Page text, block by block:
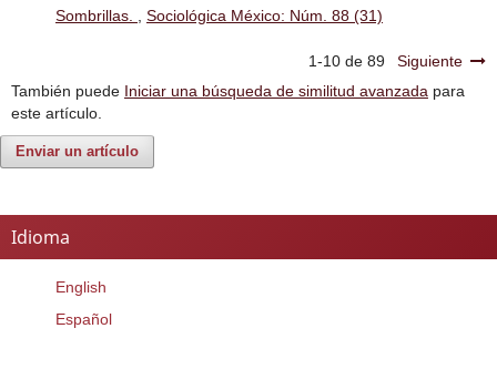
Sombrillas.
Sociológica México: Núm. 88 (31)
1-10 de 89
Siguiente
También puede Iniciar una búsqueda de similitud avanzada para
este artículo.
Enviar un artículo
Idioma
English
Español